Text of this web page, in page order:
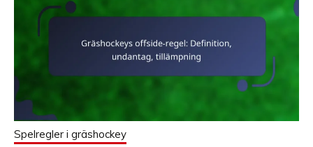
Spelregler i gräshockey